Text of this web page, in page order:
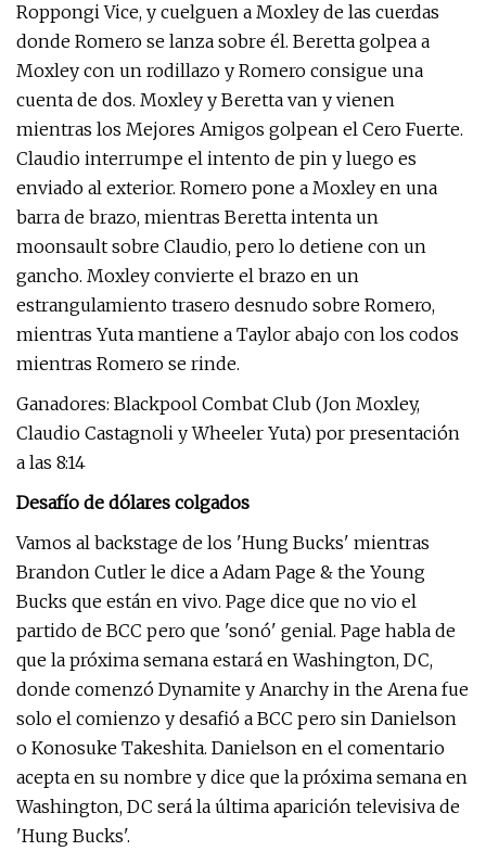
Roppongi Vice, y cuelguen a Moxley de las cuerdas
donde Romero se lanza sobre él. Beretta golpea a
Moxley con un rodillazo y Romero consigue una
cuenta de dos. Moxley y Beretta van y vienen
mientras los Mejores Amigos golpean el Cero Fuerte.
Claudio interrumpe el intento de pin y luego es
enviado al exterior. Romero pone a Moxley en una
barra de brazo, mientras Beretta intenta un
moonsault sobre Claudio, pero lo detiene con un
gancho. Moxley convierte el brazo en un
estrangulamiento trasero desnudo sobre Romero,
mientras Yuta mantiene a Taylor abajo con los codos
mientras Romero se rinde.
Ganadores: Blackpool Combat Club (Jon Moxley,
Claudio Castagnoli y Wheeler Yuta) por presentación
a las 8:14
Desafío de dólares colgados
Vamos al backstage de los 'Hung Bucks' mientras
Brandon Cutler le dice a Adam Page & the Young
Bucks que están en vivo. Page dice que no vio el
partido de BCC pero que 'sonó' genial. Page habla de
que la próxima semana estará en Washington, DC,
donde comenzó Dynamite y Anarchy in the Arena fue
solo el comienzo y desafió a BCC pero sin Danielson
o Konosuke Takeshita. Danielson en el comentario
acepta en su nombre y dice que la próxima semana en
Washington, DC será la última aparición televisiva de
'Hung Bucks'.